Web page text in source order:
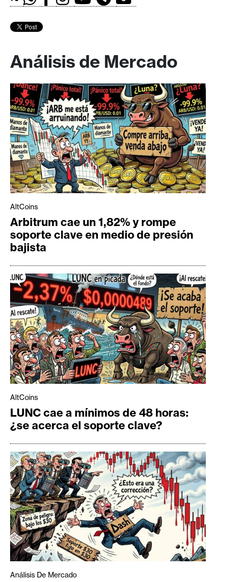
Análisis de Mercado
AltCoins
Arbitrum cae un 1,82% y rompe
soporte clave en medio de presión
bajista
AltCoins
LUNC cae a mínimos de 48 horas:
¿se acerca el soporte clave?
Análisis De Mercado